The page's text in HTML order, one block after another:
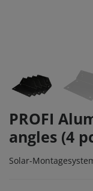
PROFI
angles (4
Solar-